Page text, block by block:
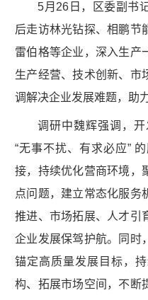
5月26日，区委副书
后走访林光钻探、相鹏节
雷伯格等企业，深入生产
生产经营、技术创新、市
调解决企业发展难题，助
调研中魏辉强调，
“无事不扰、有求必应”
接，持续优化营商环境，
点问题，建立常态化服务
推进、市场拓展、人才引
企业发展保驾护航。同时
锚定高质量发展目标，
构、拓展市场空间，不断